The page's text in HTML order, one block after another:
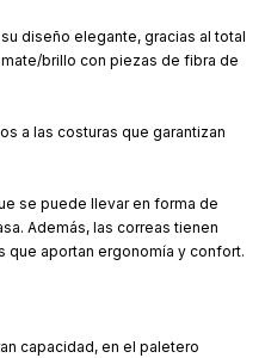
diseño elegante, gracias al total
brillo con piezas de fibra de
a las costuras que garantizan
se puede llevar en forma de
Además, las correas tienen
que aportan ergonomía y confort.
capacidad, en el paletero